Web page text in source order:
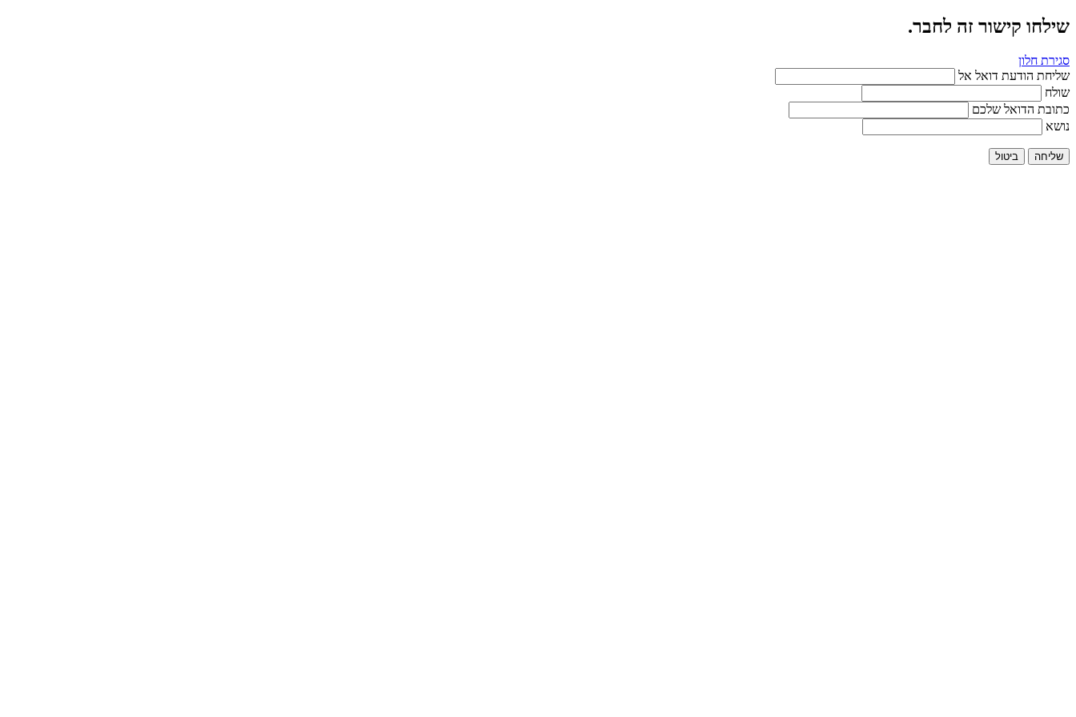
שילחו קישור זה לחבר.
סגירת חלון
שליחת הודעת דואל אל
שולח
כתובת הדואל שלכם
נושא
שליחה ביטול